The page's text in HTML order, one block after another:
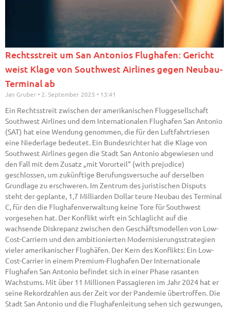
Rechtsstreit um San Antonios Flughafen: Gericht
weist Klage von Southwest Airlines gegen Neubau-
Terminal ab
Jan Gruber 2. September 2025 13:41
Ein Rechtsstreit zwischen der amerikanischen Fluggesellschaft
Southwest Airlines und dem Internationalen Flughafen San Antonio
(SAT) hat eine Wendung genommen, die für den Luftfahrtriesen
eine Niederlage bedeutet. Ein Bundesrichter hat die Klage von
Southwest Airlines gegen die Stadt San Antonio abgewiesen und
den Fall mit dem Zusatz „mit Vorurteil“ (with prejudice)
geschlossen, um zukünftige Berufungsversuche auf derselben
Grundlage zu erschweren. Im Zentrum des juristischen Disputs
steht der geplante, 1,7 Milliarden Dollar teure Neubau des Terminal
C, für den die Flughafenverwaltung keine Tore für Southwest
vorgesehen hat. Der Konflikt wirft ein Schlaglicht auf die
wachsende Diskrepanz zwischen den Geschäftsmodellen von Low-
Cost-Carriern und den ambitionierten Modernisierungsstrategien
vieler amerikanischer Flughäfen. Der Kern des Konflikts: Ein Low-
Cost-Carrier in einem Premium-Flughafen Der Internationale
Flughafen San Antonio befindet sich in einer Phase rasanten
Wachstums. Mit über 11 Millionen Passagieren im Jahr 2024 hat er
seine Rekordzahlen aus der Zeit vor der Pandemie übertroffen. Die
Stadt San Antonio und die Flughafenleitung sehen sich gezwungen,